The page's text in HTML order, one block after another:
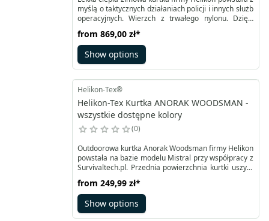
myślą o taktycznych działaniach policji i innych służb
operacyjnych. Wierzch z trwałego nylonu. Dzięki
sprawdza się doskonale w niskich temperaturach.
Zapinana na dwusuwakowy zamek YKK wyposażony
w osłonę podbródka i z listwę termiczną.
from 869,00 zł*
Show options
Helikon-Tex®
Helikon-Tex Kurtka ANORAK WOODSMAN -
wszystkie dostępne kolory
0
Outdoorowa kurtka Anorak Woodsman firmy Helikon
powstała na bazie modelu Mistral przy współpracy z
Survivaltech.pl. Przednia powierzchnia kurtki uszyta
również na iskry, tył z StormStretch®
zapewniającego swobodę ruchów i ochronę przed
wiatrem czy opadami. Aby ułatwić zakładanie i
ściąganie kurtka Anorak DuraCanvas wyposażona
from 249,99 zł*
Show options